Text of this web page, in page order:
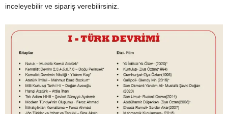
inceleyebilir ve sipariş verebilirsiniz.